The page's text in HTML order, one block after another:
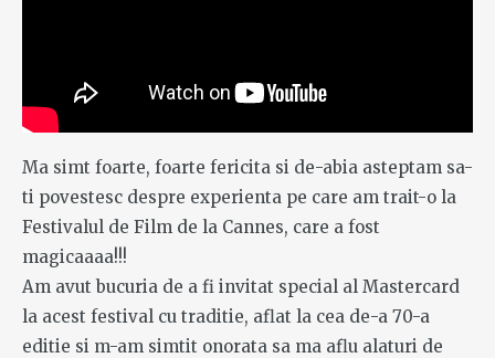
Ma simt foarte, foarte fericita si de-abia asteptam sa-
ti povestesc despre experienta pe care am trait-o la
Festivalul de Film de la Cannes, care a fost
magicaaaa!!!
Am avut bucuria de a fi invitat special al Mastercard
la acest festival cu traditie, aflat la cea de-a 70-a
editie si m-am simtit onorata sa ma aflu alaturi de